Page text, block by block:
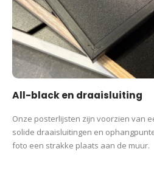
All-black en draaisluiting
Onze posterlijsten zijn voorzien van
solide draaisluitingen en
foto een strakke plaats aan de muur.